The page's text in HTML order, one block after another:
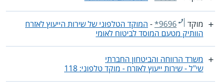
מוקד *9696
- המוקד הטלפוני של שירות הייעוץ לאזרח
הוותיק מטעם המוסד לביטוח לאומי
משרד הרווחה והביטחון החברתי
שי"ל - שירות ייעוץ לאזרח - מוקד טלפוני: 118